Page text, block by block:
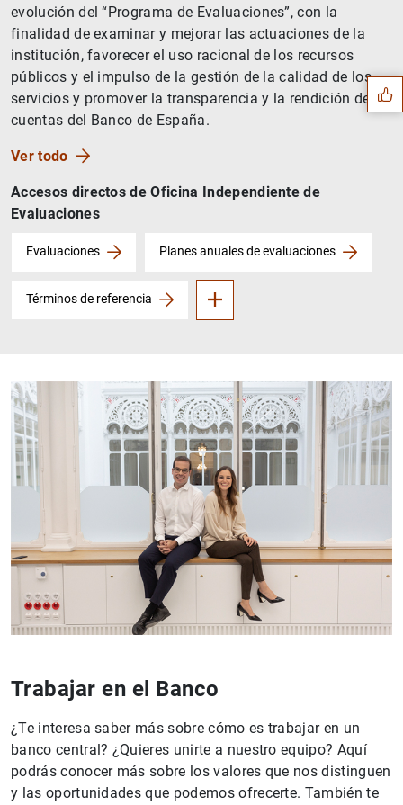
evolución del “Programa de Evaluaciones”, con la
finalidad de examinar y mejorar las actuaciones de la
institución, favorecer el uso racional de los recursos
públicos y el impulso de la gestión de la calidad de los
servicios y promover la transparencia y la rendición de
cuentas del Banco de España.
Ver todo
Accesos directos de Oficina Independiente de
Evaluaciones
Evaluaciones Planes anuales de evaluaciones
Términos de referencia
Sobre la OIE
Trabajar en el Banco
¿Te interesa saber más sobre cómo es trabajar en un
banco central? ¿Quieres unirte a nuestro equipo? Aquí
podrás conocer más sobre los valores que nos distinguen
y las oportunidades que podemos ofrecerte. También te
Sugerencias